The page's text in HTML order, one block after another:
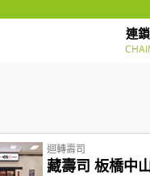
連
迴轉壽司
藏壽司 板橋中